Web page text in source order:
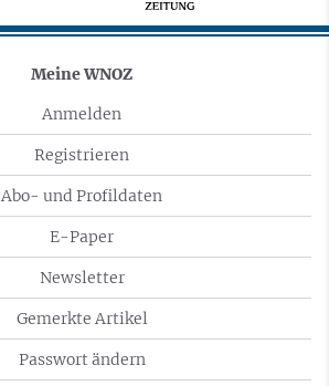
Meine WNOZ
Anmelden
Registrieren
Abo- und Profildaten
E-Paper
Newsletter
Gemerkte Artikel
Passwort ändern